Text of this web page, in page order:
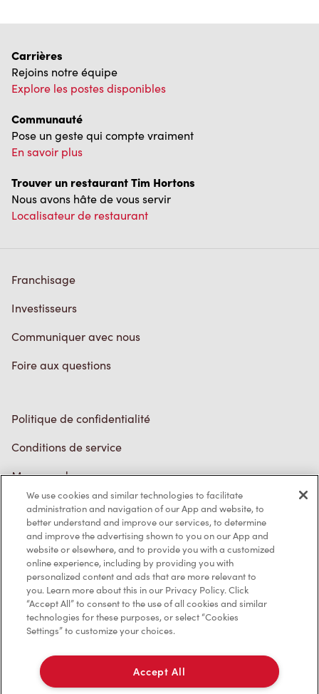
Carrières
Rejoins notre équipe
Explore les postes disponibles
Communauté
Pose un geste qui compte vraiment
En savoir plus
Trouver un restaurant Tim Hortons
Nous avons hâte de vous servir
Localisateur de restaurant
Franchisage
Investisseurs
Communiquer avec nous
Foire aux questions
Politique de confidentialité
Conditions de service
Marques de commerce
Accessibilité
Diagnostic
Contactez-nous
TM & © Tim Hortons, 2023
We use cookies and similar technologies to facilitate
administration and navigation of our App and website, to
better understand and improve our services, to determine
and improve the advertising shown to you on our App and
website or elsewhere, and to provide you with a customized
online experience, including by providing you with
personalized content and ads that are more relevant to
you. Learn more about this in our Privacy Policy. Click
“Accept All” to consent to the use of all cookies and similar
technologies for these purposes, or select “Cookies
Settings” to customize your choices.
Accept All